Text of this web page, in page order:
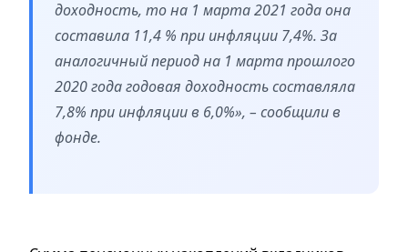
доходность, то на 1 марта 2021 года она
составила 11,4 % при инфляции 7,4%. За
аналогичный период на 1 марта прошлого
2020 года годовая доходность составляла
7,8% при инфляции в 6,0%», – сообщили в
фонде.